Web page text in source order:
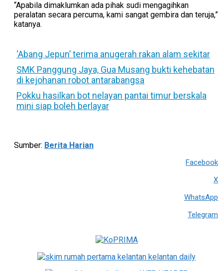
“Apabila dimaklumkan ada pihak sudi mengagihkan
peralatan secara percuma, kami sangat gembira dan teruja,”
katanya.
‘Abang Jepun’ terima anugerah rakan alam sekitar
SMK Panggung Jaya, Gua Musang bukti kehebatan
di kejohanan robot antarabangsa
Pokku hasilkan bot nelayan pantai timur berskala
mini siap boleh berlayar
Sumber: Berita Harian
Facebook
X
WhatsApp
Telegram